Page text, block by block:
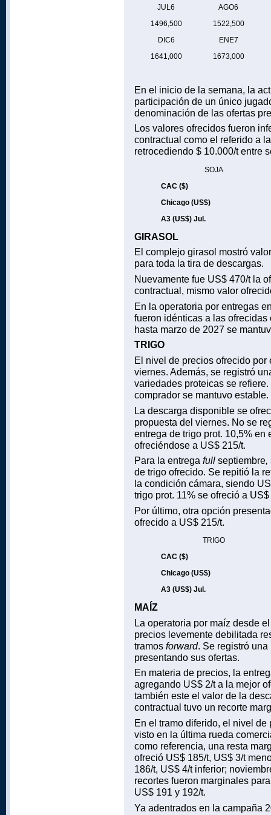
JUL6
AGO6
1496,500
1522,500
DIC6
ENE7
1641,000
1673,000
En el inicio de la semana, la
participación de un único
denominación de las ofertas
Los valores ofrecidos fueron
contractual como el referido a
retrocediendo $ 10.000/t entre
SOJA
CAC ($)
Chicago (US$)
A3 (US$) Jul.
GIRASOL
El complejo girasol mostró
para toda la tira de descargas.
Nuevamente fue US$ 470/t la
contractual, mismo valor
En la operatoria por entregas
fueron idénticas a las
hasta marzo de 2027 se
TRIGO
El nivel de precios ofrecido
viernes. Además, se registró
variedades proteicas se
comprador se mantuvo estable.
La descarga disponible se
propuesta del viernes. No se
entrega de trigo prot. 10,5% en
ofreciéndose a US$ 215/t.
Para la entrega full septiembre,
de trigo ofrecido. Se repitió la
la condición cámara, siendo
trigo prot. 11% se ofreció a
Por último, otra opción
ofrecido a US$ 215/t.
TRIGO
CAC ($)
Chicago (US$)
A3 (US$) Jul.
MAÍZ
La operatoria por maíz desde
precios levemente debilitada
tramos forward. Se registró
presentando sus ofertas.
En materia de precios, la
agregando US$ 2/t a la mejor
también este el valor de la
contractual tuvo un recorte
En el tramo diferido, el nivel
visto en la última rueda
como referencia, una resta
ofreció US$ 185/t, US$ 3/t
186/t, US$ 4/t inferior;
recortes fueron marginales
US$ 191 y 192/t.
Ya adentrados en la campaña